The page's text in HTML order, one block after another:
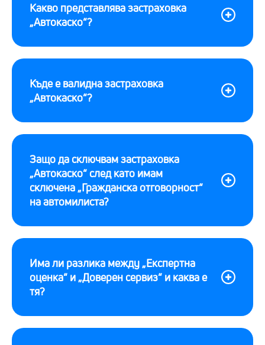
Какво представлява застраховка
„Автокаско“?
Къде е валидна застраховка
„Автокаско“?
Защо да сключвам застраховка
„Автокаско“ след като имам
сключена „Гражданска отговорност“
на автомилиста?
Има ли разлика между „Експертна
оценка“ и „Доверен сервиз“ и каква е
тя?